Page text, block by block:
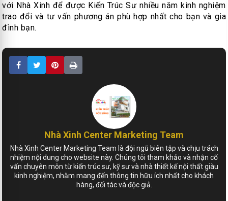
với Nhà Xinh để được Kiến Trúc Sư nhiều năm kinh nghiệm
trao đổi và tư vấn phương án phù hợp nhất cho bạn và gia
đình bạn.
Nhà Xinh Center Marketing Team
Nhà Xinh Center Marketing Team là đội ngũ biên tập và chịu trách
nhiệm nội dung cho website này. Chúng tôi tham khảo và nhận cố
vấn chuyên môn từ kiến trúc sư, kỹ sư và nhà thiết kế nội thất giàu
kinh nghiệm, nhằm mang đến thông tin hữu ích nhất cho khách
hàng, đối tác và độc giả.